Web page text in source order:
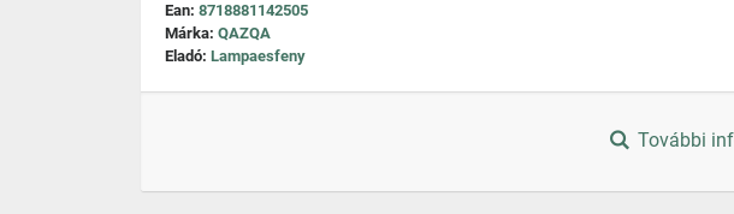
Ean: 8718881142505
Márka: QAZQA
Eladó: Lampaesfeny
További